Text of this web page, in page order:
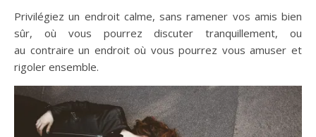
Privilégiez un endroit calme, sans ramener vos amis bien
sûr, où vous pourrez discuter tranquillement, ou
au contraire un endroit où vous pourrez vous amuser et
rigoler ensemble.